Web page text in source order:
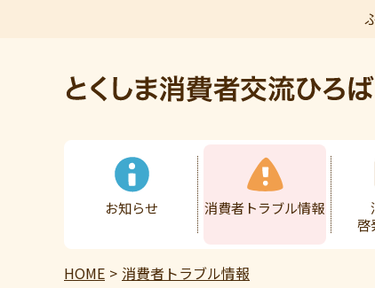
お知らせ 消費者トラブル情報
啓
HOME 消費者トラブル情報